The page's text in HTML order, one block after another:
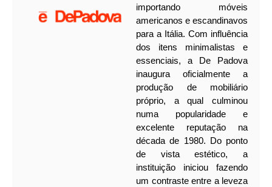
importando móveis
americanos e escandinavos
para a Itália. Com influência
dos itens minimalistas e
essenciais, a De Padova
inaugura oficialmente a
produção de mobiliário
próprio, a qual culminou
numa popularidade e
excelente reputação na
década de 1980. Do ponto
de vista estético, a
instituição iniciou fazendo
um contraste entre a leveza